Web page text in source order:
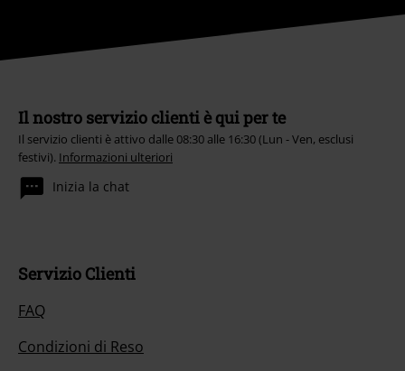
Il nostro servizio clienti è qui per te
Il servizio clienti è attivo dalle 08:30 alle 16:30 (Lun - Ven, esclusi
festivi). Informazioni ulteriori
Inizia la chat
Servizio Clienti
FAQ
Condizioni di Reso